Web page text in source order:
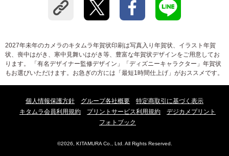
2027年未年のカメラのキタムラ年賀状印刷は写真入り年賀状、イラスト年賀
状、喪中はがき、寒中見舞いはがき等、豊富な年賀状デザインをご用意してお
ります。 「有名デザイナー監修デザイン」「ディズニーキャラクター」年賀状
もお選びいただけます。お急ぎの方には「最短1時間仕上げ」がおススメです。
個人情報保護方針 グループ各社概要
特定商取引に基づく表示
キタムラ会員利用規約
プリントサービス利用規約
デジカメプリント
フォトブック
©2026, KITAMURA Co., Ltd. All Rights Reserved.